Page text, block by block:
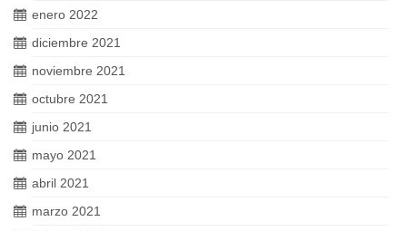
enero 2022
diciembre 2021
noviembre 2021
octubre 2021
junio 2021
mayo 2021
abril 2021
marzo 2021